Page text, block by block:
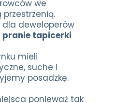
we
dla deweloperów
pranie tapicerki
mieli
suche i
posadzkę.
ponieważ tak